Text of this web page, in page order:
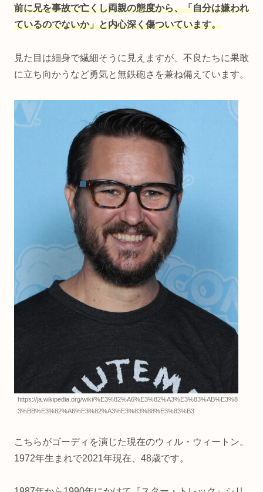
前に兄を事故で亡くし両親の態度から、「自分は嫌われ
ているのでないか」と内心深く傷ついています。
見た目は細身で繊細そうに見えますが、不良たちに果敢
に立ち向かうなど勇気と無鉄砲さを兼ね備えています。
https://ja.wikipedia.org/wiki/%E3%82%A6%E3%82%A3%E3%83%AB%E3%8
3%BB%E3%82%A6%E3%82%A3%E3%83%88%E3%83%B3
こちらがゴーディを演じた現在のウィル・ウィートン。
1972年生まれで2021年現在、48歳です。